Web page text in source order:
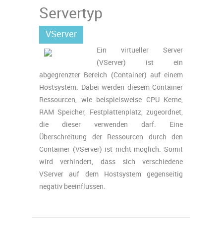
Servertyp
VServer
Ein virtueller Server
(VServer) ist ein
abgegrenzter Bereich (Container) auf einem
Hostsystem. Dabei werden diesem Container
Ressourcen, wie beispielsweise CPU Kerne,
RAM Speicher, Festplattenplatz, zugeordnet,
die dieser verwenden darf. Eine
Überschreitung der Ressourcen durch den
Container (VServer) ist nicht möglich. Somit
wird verhindert, dass sich verschiedene
VServer auf dem Hostsystem gegenseitig
negativ beeinflussen.